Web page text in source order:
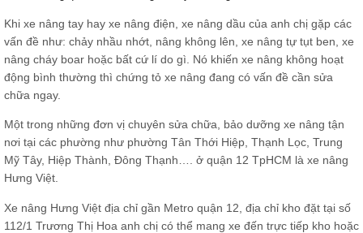
Khi xe nâng tay hay xe nâng điện, xe nâng dầu của anh chị gặp các
vấn đề như: chảy nhầu nhớt, nâng không lên, xe nâng tự tụt ben, xe
nâng cháy boar hoặc bất cứ lí do gì. Nó khiến xe nâng không hoạt
động bình thường thì chứng tỏ xe nâng đang có vấn đề cần sửa
chữa ngay.
Một trong những đơn vị chuyên sửa chữa, bảo dưỡng xe nâng tận
nơi tại các phường như phường Tân Thới Hiệp, Thạnh Lọc, Trung
Mỹ Tây, Hiệp Thành, Đông Thạnh…. ở quận 12 TpHCM là xe nâng
Hưng Việt.
Xe nâng Hưng Việt địa chỉ gần Metro quận 12, địa chỉ kho đặt tại số
112/1 Trương Thị Hoa anh chị có thể mang xe đến trực tiếp kho hoặc